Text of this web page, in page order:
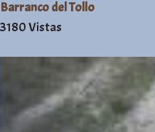
Barranco del Tollo
3180 Vistas